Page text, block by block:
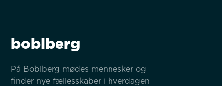
boblberg
På Boblberg mødes mennesker og
finder nye fællesskaber i hverdagen